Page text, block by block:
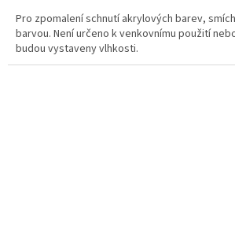
Pro zpomalení schnutí akrylových barev,
barvou. Není určeno k venkovnímu použití
budou vystaveny vlhkosti.